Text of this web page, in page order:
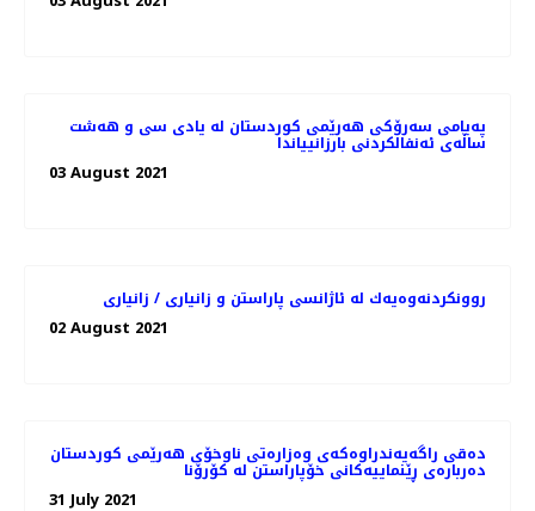
پەیامی سەرۆکی هەرێمی کوردستان له‌ يادى سى و هه‌شت
ساڵه‌ى ئه‌نفالكردنى بارزانيياندا
03 August 2021
روونكردنه‌وه‌یه‌ك له‌ ئاژانسی پاراستن و زانیاری / زانیاری
02 August 2021
دەقی راگەیەندراوەکەی وەزارەتی ناوخۆی هەرێمی کوردستان
دەربارەی ڕێنماییەکانی خۆپاراستن لە کۆرۆنا
31 July 2021